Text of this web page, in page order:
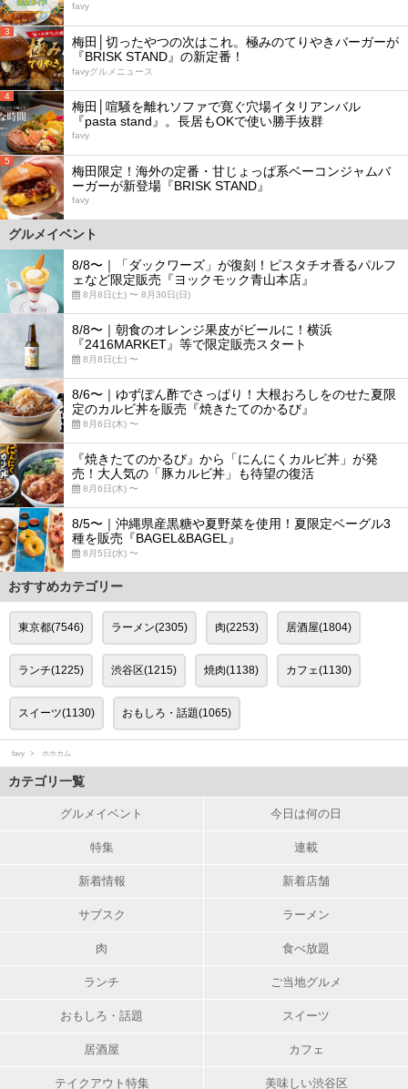
favy
3
梅田│切ったやつの次はこれ。極みのてりやきバーガーが
『BRISK STAND』の新定番！
favyグルメニュース
4
梅田│喧騒を離れソファで寛ぐ穴場イタリアンバル
『pasta stand』。長居もOKで使い勝手抜群
favy
5
梅田限定！海外の定番・甘じょっぱ系ベーコンジャムバ
ーガーが新登場『BRISK STAND』
favy
グルメイベント
8/8〜｜「ダックワーズ」が復刻！ピスタチオ香るパルフ
ェなど限定販売『ヨックモック青山本店』
8月8日(土) 〜 8月30日(日)
8/8〜｜朝食のオレンジ果皮がビールに！横浜
『2416MARKET』等で限定販売スタート
8月8日(土) 〜
8/6〜｜ゆずぽん酢でさっぱり！大根おろしをのせた夏限
定のカルビ丼を販売『焼きたてのかるび』
8月6日(木) 〜
『焼きたてのかるび』から「にんにくカルビ丼」が発
売！大人気の「豚カルビ丼」も待望の復活
8月6日(木) 〜
8/5〜｜沖縄県産黒糖や夏野菜を使用！夏限定ベーグル3
種を販売『BAGEL&BAGEL』
8月5日(水) 〜
おすすめカテゴリー
東京都(7546) ラーメン(2305) 肉(2253) 居酒屋(1804)
ランチ(1225) 渋谷区(1215) 焼肉(1138) カフェ(1130)
スイーツ(1130) おもしろ・話題(1065)
favy ホホカム
カテゴリ一覧
グルメイベント 今日は何の日
特集 連載
新着情報 新着店舗
サブスク ラーメン
肉 食べ放題
ランチ ご当地グルメ
おもしろ・話題 スイーツ
居酒屋 カフェ
テイクアウト特集 美味しい渋谷区